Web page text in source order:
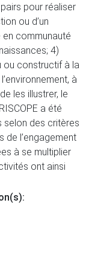
pour réaliser
ou d’un
en communauté
4)
ou constructif à la
à
les illustrer, le
a été
selon des critères
de l’engagement
à se multiplier
ont ainsi